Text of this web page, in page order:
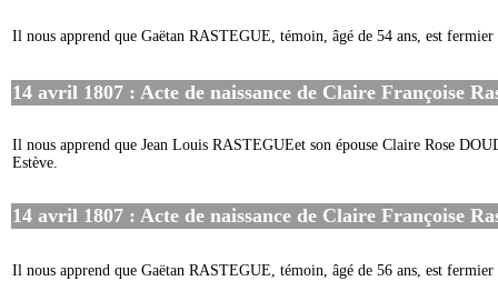
Il nous apprend que Gaëtan RASTEGUE, témoin, âgé de 54 ans, est
14 avril 1807 : Acte de naissance de Claire Françoise
Il nous apprend que Jean Louis RASTEGUEet son épouse Claire Rose
Estève.
14 avril 1807 : Acte de naissance de Claire Françoise
Il nous apprend que Gaëtan RASTEGUE, témoin, âgé de 56 ans, est